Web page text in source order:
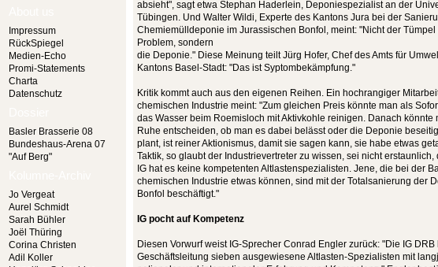
Impressum
RückSpiegel
Medien-Echo
Promi-Statements
Charta
Datenschutz
Basler Brasserie 08
Bundeshaus-Arena 07
"Auf Berg"
Jo Vergeat
Aurel Schmidt
Sarah Bühler
Joël Thüring
Corina Christen
Adil Koller
absieht", sagt etwa Stephan Haderlein, Deponiespezialist an der
Tübingen. Und Walter Wildi, Experte des Kantons Jura bei der
Chemiemülldeponie im Jurassischen Bonfol, meint: "Nicht der Tümpel
Problem, sondern
die Deponie." Diese Meinung teilt Jürg Hofer, Chef des Amts für
Kantons Basel-Stadt: "Das ist Syptombekämpfung."
Kritik kommt auch aus den eigenen Reihen. Ein hochrangiger
chemischen Industrie meint: "Zum gleichen Preis könnte man als
das Wasser beim Roemisloch mit Aktivkohle reinigen. Danach könnte
Ruhe entscheiden, ob man es dabei belässt oder die Deponie
plant, ist reiner Aktionismus, damit sie sagen kann, sie habe etwas
Taktik, so glaubt der Industrievertreter zu wissen, sei nicht erstaunlich,
IG hat es keine kompetenten Altlastenspezialisten. Jene, die bei der
chemischen Industrie etwas können, sind mit der Totalsanierung der
Bonfol beschäftigt."
IG pocht auf Kompetenz
Diesen Vorwurf weist IG-Sprecher Conrad Engler zurück: "Die IG DRB
Geschäftsleitung sieben ausgewiesene Altlasten-Spezialisten mit